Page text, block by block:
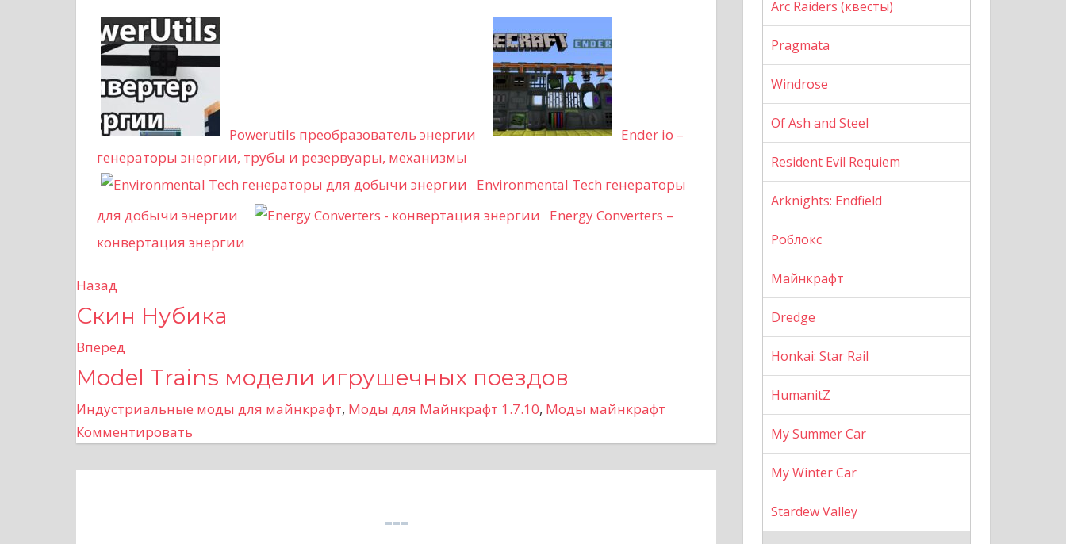
Powerutils преобразователь энергии
Ender io –
генераторы энергии, трубы и резервуары, механизмы
Environmental Tech генераторы
для добычи энергии
Energy Converters –
конвертация энергии
Н
а
в
г
а
Назад
Скин Нубика
Вперед
Model Trains модели игрушечных поездов
Индустриальные моды для майнкрафт, Моды для Майнкрафт 1.7.10, Моды майнкрафт
Комментировать
Arc Raiders (квесты)
Pragmata
Windrose
Of Ash and Steel
Resident Evil Requiem
Arknights: Endfield
Роблокс
Майнкрафт
Dredge
Honkai: Star Rail
HumanitZ
My Summer Car
My Winter Car
Stardew Valley